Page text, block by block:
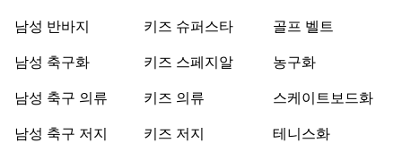
남성 반바지
남성 축구화
남성 축구 의류
남성 축구 저지
키즈 슈퍼스타
키즈 스페지알
키즈 의류
키즈 저지
골프 벨트
농구화
스케이트보드화
테니스화